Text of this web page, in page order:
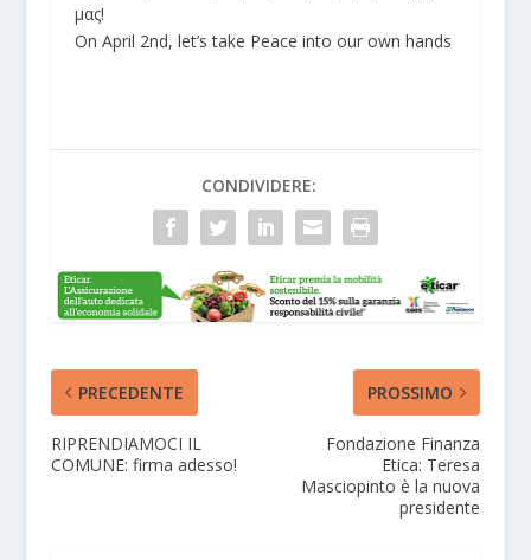
μας!
On April 2nd, let’s take Peace into our own hands
CONDIVIDERE:
PRECEDENTE
RIPRENDIAMOCI IL
COMUNE: firma adesso!
PROSSIMO
Fondazione Finanza
Etica: Teresa
Masciopinto è la nuova
presidente